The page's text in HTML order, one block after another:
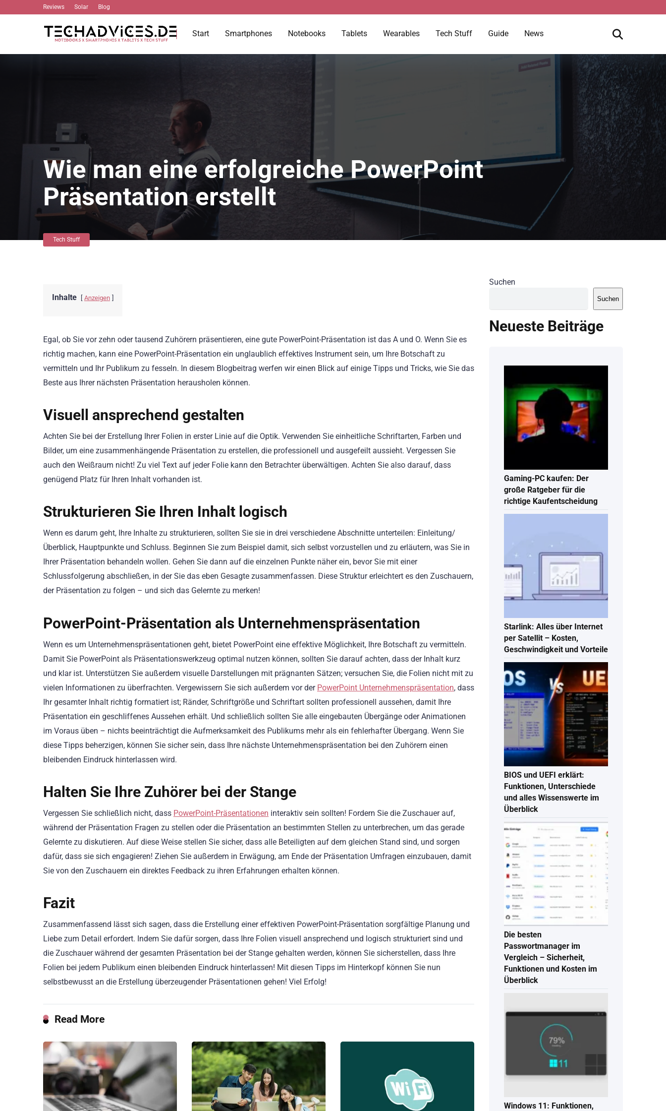
Reviews Solar Blog
Start Smartphones Notebooks Tablets Wearables Tech Stuff Guide News
Wie man eine erfolgreiche PowerPoint
Präsentation erstellt
Tech Stuff
Inhalte Anzeigen
Egal, ob Sie vor zehn oder tausend Zuhörern präsentieren, eine gute PowerPoint-Präsentation ist das A und O. Wenn Sie es
richtig machen, kann eine PowerPoint-Präsentation ein unglaublich effektives Instrument sein, um Ihre Botschaft zu
vermitteln und Ihr Publikum zu fesseln. In diesem Blogbeitrag werfen wir einen Blick auf einige Tipps und Tricks, wie Sie das
Beste aus Ihrer nächsten Präsentation herausholen können.
Visuell ansprechend gestalten
Achten Sie bei der Erstellung Ihrer Folien in erster Linie auf die Optik. Verwenden Sie einheitliche Schriftarten, Farben und
Bilder, um eine zusammenhängende Präsentation zu erstellen, die professionell und ausgefeilt aussieht. Vergessen Sie
auch den Weißraum nicht! Zu viel Text auf jeder Folie kann den Betrachter überwältigen. Achten Sie also darauf, dass
genügend Platz für Ihren Inhalt vorhanden ist.
Strukturieren Sie Ihren Inhalt logisch
Wenn es darum geht, Ihre Inhalte zu strukturieren, sollten Sie sie in drei verschiedene Abschnitte unterteilen: Einleitung/
Überblick, Hauptpunkte und Schluss. Beginnen Sie zum Beispiel damit, sich selbst vorzustellen und zu erläutern, was Sie in
Ihrer Präsentation behandeln wollen. Gehen Sie dann auf die einzelnen Punkte näher ein, bevor Sie mit einer
Schlussfolgerung abschließen, in der Sie das eben Gesagte zusammenfassen. Diese Struktur erleichtert es den Zuschauern,
der Präsentation zu folgen – und sich das Gelernte zu merken!
PowerPoint-Präsentation als Unternehmenspräsentation
Wenn es um Unternehmenspräsentationen geht, bietet PowerPoint eine effektive Möglichkeit, Ihre Botschaft zu vermitteln.
Damit Sie PowerPoint als Präsentationswerkzeug optimal nutzen können, sollten Sie darauf achten, dass der Inhalt kurz
und klar ist. Unterstützen Sie außerdem visuelle Darstellungen mit prägnanten Sätzen; versuchen Sie, die Folien nicht mit zu
vielen Informationen zu überfrachten. Vergewissern Sie sich außerdem vor der PowerPoint Unternehmenspräsentation, dass
Ihr gesamter Inhalt richtig formatiert ist; Ränder, Schriftgröße und Schriftart sollten professionell aussehen, damit Ihre
Präsentation ein geschliffenes Aussehen erhält. Und schließlich sollten Sie alle eingebauten Übergänge oder Animationen
im Voraus üben – nichts beeinträchtigt die Aufmerksamkeit des Publikums mehr als ein fehlerhafter Übergang. Wenn Sie
diese Tipps beherzigen, können Sie sicher sein, dass Ihre nächste Unternehmenspräsentation bei den Zuhörern einen
bleibenden Eindruck hinterlassen wird.
Halten Sie Ihre Zuhörer bei der Stange
Vergessen Sie schließlich nicht, dass PowerPoint-Präsentationen interaktiv sein sollten! Fordern Sie die Zuschauer auf,
während der Präsentation Fragen zu stellen oder die Präsentation an bestimmten Stellen zu unterbrechen, um das gerade
Gelernte zu diskutieren. Auf diese Weise stellen Sie sicher, dass alle Beteiligten auf dem gleichen Stand sind, und sorgen
dafür, dass sie sich engagieren! Ziehen Sie außerdem in Erwägung, am Ende der Präsentation Umfragen einzubauen, damit
Sie von den Zuschauern ein direktes Feedback zu ihren Erfahrungen erhalten können.
Fazit
Zusammenfassend lässt sich sagen, dass die Erstellung einer effektiven PowerPoint-Präsentation sorgfältige Planung und
Liebe zum Detail erfordert. Indem Sie dafür sorgen, dass Ihre Folien visuell ansprechend und logisch strukturiert sind und
die Zuschauer während der gesamten Präsentation bei der Stange gehalten werden, können Sie sicherstellen, dass Ihre
Folien bei jedem Publikum einen bleibenden Eindruck hinterlassen! Mit diesen Tipps im Hinterkopf können Sie nun
selbstbewusst an die Erstellung überzeugender Präsentationen gehen! Viel Erfolg!
Read More
Suchen
Suchen
Neueste Beiträge
Gaming-PC kaufen: Der
große Ratgeber für die
richtige Kaufentscheidung
Starlink: Alles über Internet
per Satellit – Kosten,
Geschwindigkeit und Vorteile
BIOS und UEFI erklärt:
Funktionen, Unterschiede
und alles Wissenswerte im
Überblick
Die besten
Passwortmanager im
Vergleich – Sicherheit,
Funktionen und Kosten im
Überblick
Windows 11: Funktionen,